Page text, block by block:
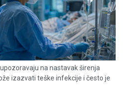
na nastavak širenja
izazvati teške infekcije i često je